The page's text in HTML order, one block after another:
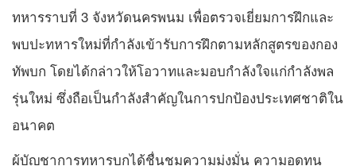
ทหารราบที่ 3 จังหวัดนครพนม เพื่อตรวจเยี่ยมการฝึกและ
พบปะทหารใหม่ที่กำลังเข้ารับการฝึกตามหลักสูตรของกอง
ทัพบก โดยได้กล่าวให้โอวาทและมอบกำลังใจแก่กำลังพล
รุ่นใหม่ ซึ่งถือเป็นกำลังสำคัญในการปกป้องประเทศชาติใน
อนาคต
ผู้บัญชาการทหารบกได้ชื่นชมความมุ่งมั่น ความอดทน